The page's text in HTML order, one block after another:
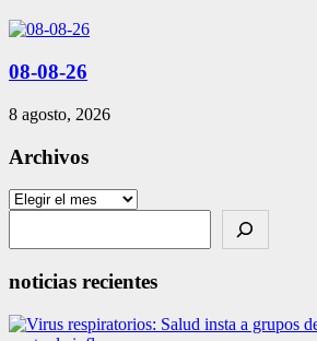
08-08-26
8 agosto, 2026
Archivos
Archivos
noticias recientes